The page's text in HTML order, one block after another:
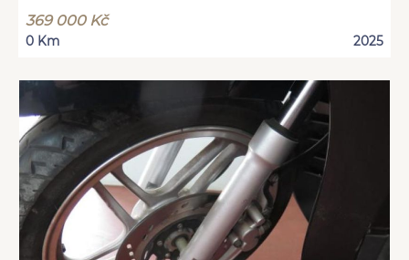
369 000 Kč
0 Km 2025